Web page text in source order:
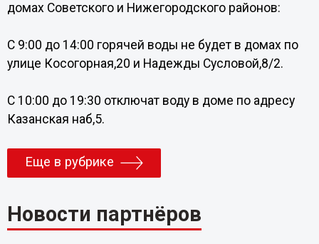
домах Советского и Нижегородского районов:
С 9:00 до 14:00 горячей воды не будет в домах по
улице Косогорная,20 и Надежды Сусловой,8/2.
С 10:00 до 19:30 отключат воду в доме по адресу
Казанская наб,5.
Еще в рубрике
Новости партнёров